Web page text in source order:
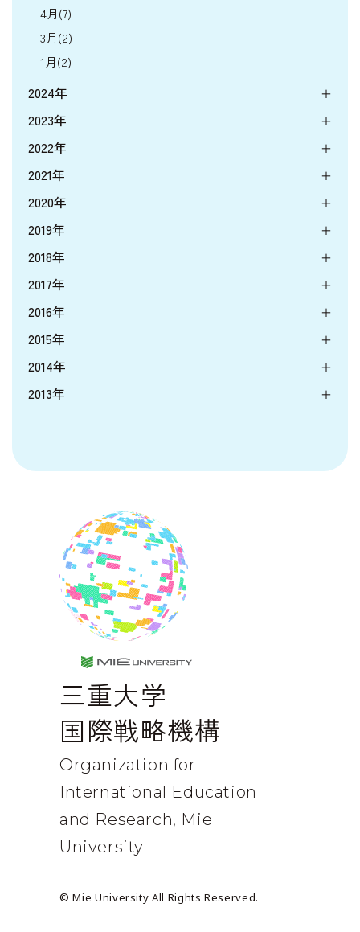
4月(7)
3月(2)
1月(2)
2024年
2023年
2022年
2021年
2020年
2019年
2018年
2017年
2016年
2015年
2014年
2013年
三重大学
国際戦略機構
Organization for
International Education
and Research, Mie
University
© Mie University All Rights Reserved.